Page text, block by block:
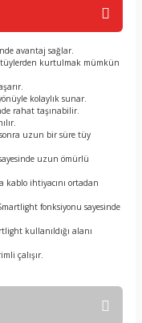
avantaj sağlar.
tüylerden kurtulmak mümkün
kolaylık sunar.
rahat taşınabilir.
uzun bir süre tüy
uzun ömürlü
kablo ihtiyacını ortadan
fonksiyonu sayesinde
kullanıldığı alanı
çalışır.